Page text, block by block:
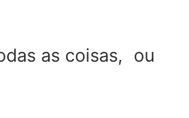
as coisas, ou